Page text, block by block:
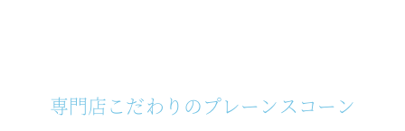
専門店こだわりのプレーンスコーン